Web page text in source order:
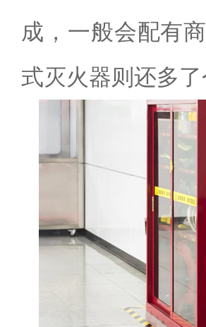
成，一般会配有
式灭火器则还多